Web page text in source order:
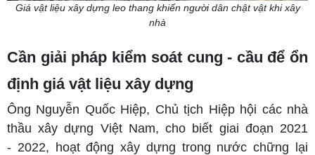
Giá vật liệu xây dựng leo thang khiến người dân chật vật khi xây
nhà
Cần giải pháp kiểm soát cung - cầu để ổn
định giá vật liệu xây dựng
Ông Nguyễn Quốc Hiệp, Chủ tịch Hiệp hội các nhà
thầu xây dựng Việt Nam, cho biết giai đoạn 2021
- 2022, hoạt động xây dựng trong nước chững lại